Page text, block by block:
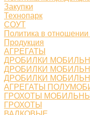
Закупки
Технопарк
СОУТ
Политика в
Продукция
АГРЕГАТЫ
ДРОБИЛКИ
ДРОБИЛКИ
ДРОБИЛКИ
АГРЕГАТЫ
ГРОХОТЫ
ГРОХОТЫ